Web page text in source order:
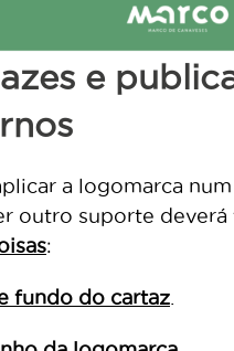
e
a logomarca num
outro suporte deverá
:
fundo do cartaz